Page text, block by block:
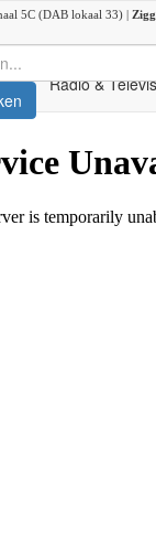
5C (DAB lokaal 33) |
Radio &